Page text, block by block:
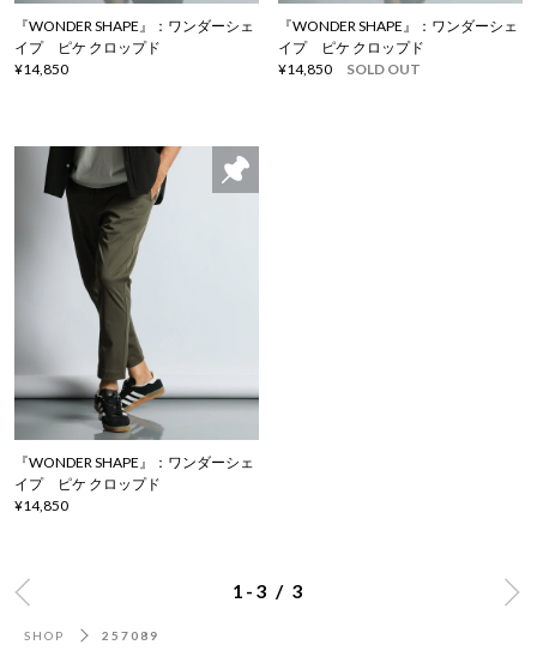
『WONDER SHAPE』：ワンダーシェ
イプ ピケ クロップド
¥14,850
『WONDER SHAPE』：ワンダーシェ
イプ ピケ クロップド
¥14,850
SOLD OUT
『WONDER SHAPE』：ワンダーシェ
イプ ピケ クロップド
¥14,850
1-3 / 3
SHOP 257089